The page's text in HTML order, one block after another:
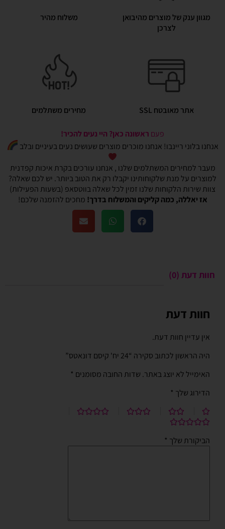
מגוון ענק של מוצרים מהיבואן
לצרכן
משלוח מהיר
אתר מאובטח SSL מחירים משתלמים
פעם ראשונה כאן? היי נעים להכיר!
אנחנו בלוני ריינבו! אנחנו מוכרים מוצרים שעושים נעים בעיניים ובלב
מעבר למחירים המשתלמים שלנו , אנחנו עורכים בקרת איכות קפדנית
למוצרים על מנת שלקוחותינו יקבלו רק את הטוב ביותר. יש לכם שאלה?
צוות שירות הלקוחות שלנו זמין לכל שאלה בווטסאפ (בשעות הפעילות)
אז יאללה, כמה קליקים והמשלוח בדרך! מחכים להזמנה שלכם!
חוות דעת (0)
חוות דעת
אין עדיין חוות דעת.
היה הראשון לכתוב סקירה “24 יח' קיסם דונאטס”
האימייל לא יוצג באתר. שדות החובה מסומנים *
הדירוג שלך *
הביקורת שלך *